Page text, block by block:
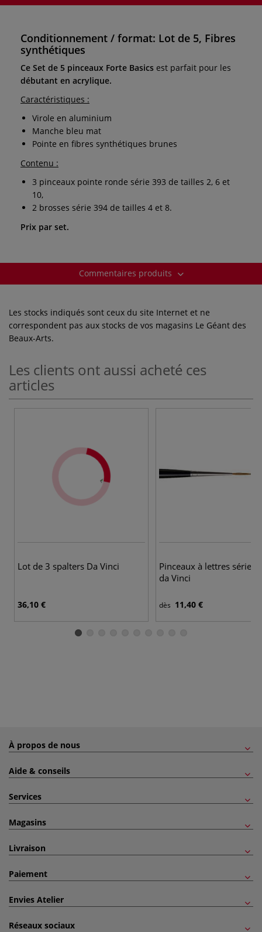
Conditionnement / format: Lot de 5, Fibres
synthétiques
Ce Set de 5 pinceaux Forte Basics est parfait pour les
débutant en acrylique.
Caractéristiques :
Virole en aluminium
Manche bleu mat
Pointe en fibres synthétiques brunes
Contenu :
3 pinceaux pointe ronde série 393 de tailles 2, 6 et
10,
2 brosses série 394 de tailles 4 et 8.
Prix par set.
Commentaires produits
Les stocks indiqués sont ceux du site Internet et ne
correspondent pas aux stocks de vos magasins Le Géant des
Beaux-Arts.
Les clients ont aussi acheté ces
articles
Lot de 3 spalters Da Vinci
36,10 €
Pinceaux à lettres série
da Vinci
dès 11,40 €
À propos de nous
Aide & conseils
Services
Magasins
Livraison
Paiement
Envies Atelier
Réseaux sociaux